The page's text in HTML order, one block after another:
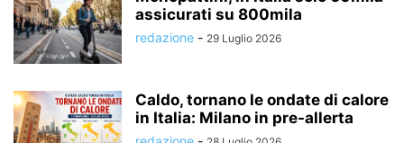
assicurati su 800mila
redazione - 29 Luglio 2026
Caldo, tornano le ondate di calore
in Italia: Milano in pre-allerta